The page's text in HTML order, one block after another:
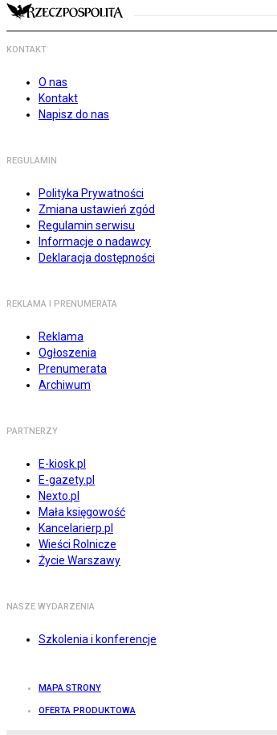
KONTAKT
O nas
Kontakt
Napisz do nas
REGULAMIN
Polityka Prywatności
Zmiana ustawień zgód
Regulamin serwisu
Informacje o nadawcy
Deklaracja dostępności
REKLAMA I PRENUMERATA
Reklama
Ogłoszenia
Prenumerata
Archiwum
PARTNERZY
E-kiosk.pl
E-gazety.pl
Nexto.pl
Mała księgowość
Kancelarierp.pl
Wieści Rolnicze
Życie Warszawy
NASZE WYDARZENIA
Szkolenia i konferencje
MAPA STRONY
OFERTA PRODUKTOWA